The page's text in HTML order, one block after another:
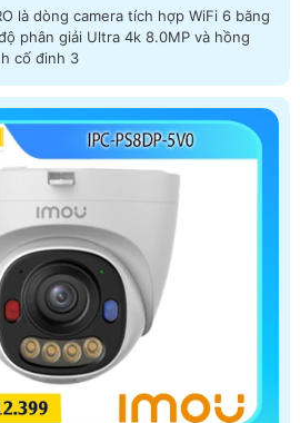
là dòng camera tích hợp WiFi 6 băng
phân giải Ultra 4k 8.0MP và hồng
cố đinh 3